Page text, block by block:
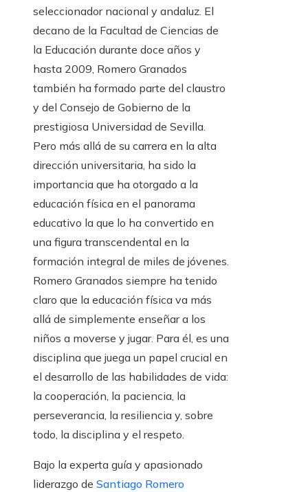
seleccionador nacional y andaluz. El
decano de la Facultad de Ciencias de
la Educación durante doce años y
hasta 2009, Romero Granados
también ha formado parte del claustro
y del Consejo de Gobierno de la
prestigiosa Universidad de Sevilla.
Pero más allá de su carrera en la alta
dirección universitaria, ha sido la
importancia que ha otorgado a la
educación física en el panorama
educativo la que lo ha convertido en
una figura transcendental en la
formación integral de miles de jóvenes.
Romero Granados siempre ha tenido
claro que la educación física va más
allá de simplemente enseñar a los
niños a moverse y jugar. Para él, es una
disciplina que juega un papel crucial en
el desarrollo de las habilidades de vida:
la cooperación, la paciencia, la
perseverancia, la resiliencia y, sobre
todo, la disciplina y el respeto.
Bajo la experta guía y apasionado
liderazgo de Santiago Romero